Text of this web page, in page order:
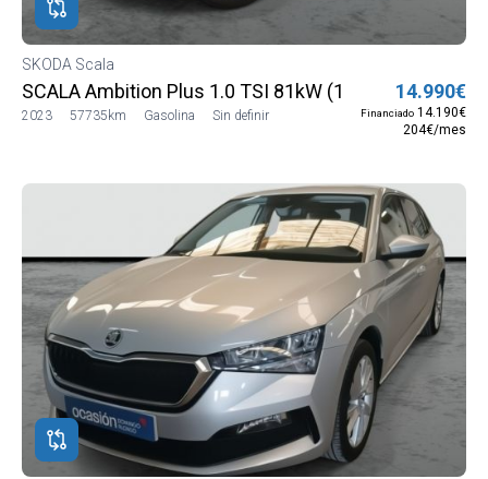
SKODA Scala
SCALA Ambition Plus 1.0 TSI 81kW (110 CV)
2023 57735km Gasolina Sin definir
14.990€
Financiado 14.190€
204€/mes